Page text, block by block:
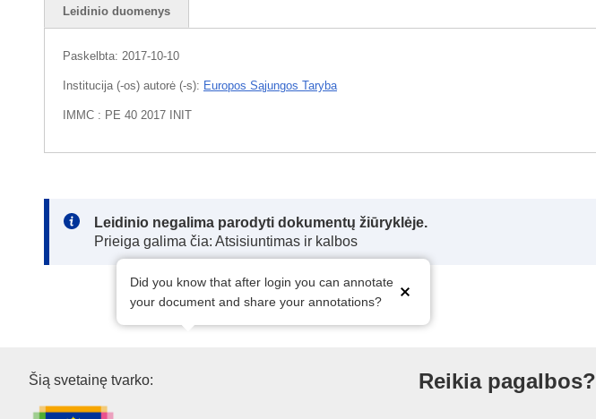
Leidinio duomenys
Paskelbta: 2017-10-10
Institucija (-os) autorė (-s): Europos Sąjungos Taryba
IMMC : PE 40 2017 INIT
Note:
Leidinio negalima parodyti dokumentų žiūryklėje.
Prieiga galima čia: Atsisiuntimas ir kalbos
Did you know that after login you can annotate
your document and share your annotations?
Europos Sąjungos leidinių biuras
Šią svetainę tvarko: Reikia pagalbos?